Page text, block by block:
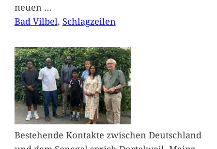
neuen …
Bad Vilbel, Schlagzeilen
Bestehende Kontakte zwischen Deutschland